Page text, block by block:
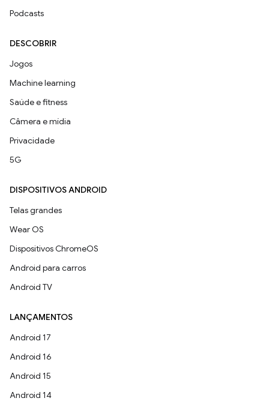
Podcasts
DESCOBRIR
Jogos
Machine learning
Saúde e fitness
Câmera e mídia
Privacidade
5G
DISPOSITIVOS ANDROID
Telas grandes
Wear OS
Dispositivos ChromeOS
Android para carros
Android TV
LANÇAMENTOS
Android 17
Android 16
Android 15
Android 14